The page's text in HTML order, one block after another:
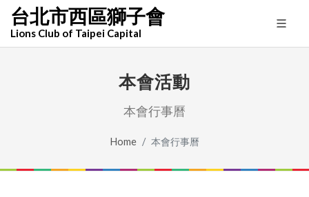
台北市西區獅子會
Lions Club of Taipei Capital
本會活動
本會行事曆
Home 本會行事曆